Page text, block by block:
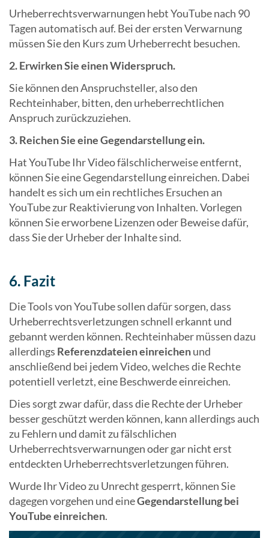
Urheberrechtsverwarnungen hebt YouTube nach 90
Tagen automatisch auf. Bei der ersten Verwarnung
müssen Sie den Kurs zum Urheberrecht besuchen.
2. Erwirken Sie einen Widerspruch.
Sie können den Anspruchsteller, also den
Rechteinhaber, bitten, den urheberrechtlichen
Anspruch zurückzuziehen.
3. Reichen Sie eine Gegendarstellung ein.
Hat YouTube Ihr Video fälschlicherweise entfernt,
können Sie eine Gegendarstellung einreichen. Dabei
handelt es sich um ein rechtliches Ersuchen an
YouTube zur Reaktivierung von Inhalten. Vorlegen
können Sie erworbene Lizenzen oder Beweise dafür,
dass Sie der Urheber der Inhalte sind.
6. Fazit
Die Tools von YouTube sollen dafür sorgen, dass
Urheberrechtsverletzungen schnell erkannt und
gebannt werden können. Rechteinhaber müssen dazu
allerdings Referenzdateien einreichenund
anschließend bei jedem Video, welches die Rechte
potentiell verletzt, eine Beschwerde einreichen.
Dies sorgt zwar dafür, dass die Rechte der Urheber
besser geschützt werden können, kann allerdings auch
zu Fehlern und damit zu fälschlichen
Urheberrechtsverwarnungen oder gar nicht erst
entdeckten Urheberrechtsverletzungen führen.
Wurde Ihr Video zu Unrecht gesperrt, können Sie
dagegen vorgehen und eineGegendarstellung bei
YouTube einreichen.